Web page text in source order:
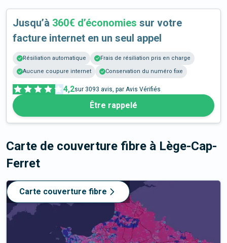
Jusqu’à 360€ d’économies sur votre
facture internet en un seul appel
Résiliation automatique
Frais de résiliation pris en charge
Aucune coupure internet
Conservation du numéro fixe
4,2sur 3093 avis, par Avis Vérifiés
Être rappelé
Carte de couverture fibre à Lège-Cap-
Ferret
Carte couverture fibre